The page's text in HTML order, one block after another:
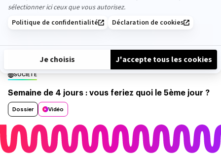
Dossier Vidéo
SOCIÉTÉ
Semaine de 4 jours : vous feriez quoi le 5ème jour ?
Dossier Vidéo